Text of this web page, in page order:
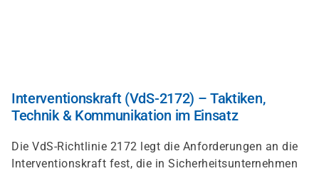
Interventionskraft (VdS-2172) – Taktiken,
Technik & Kommunikation im Einsatz
Die VdS-Richtlinie 2172 legt die Anforderungen an die
Interventionskraft fest, die in Sicherheitsunternehmen